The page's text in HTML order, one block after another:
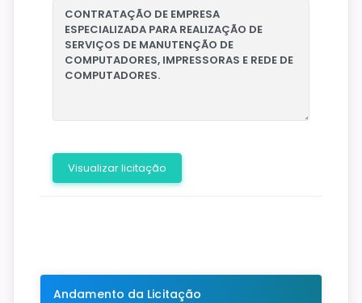
Visualizar licitação
Andamento da Licitação